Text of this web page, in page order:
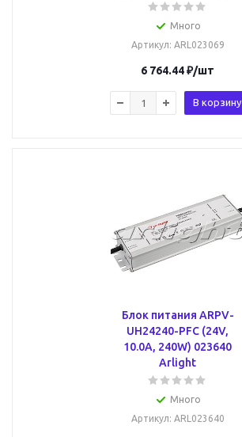
Много
Артикул: ARL023069
6 764.44₽/шт
В корзину
Блок питания ARPV-
UH24240-PFC (24V,
10.0A, 240W) 023640
Arlight
Много
Артикул: ARL023640